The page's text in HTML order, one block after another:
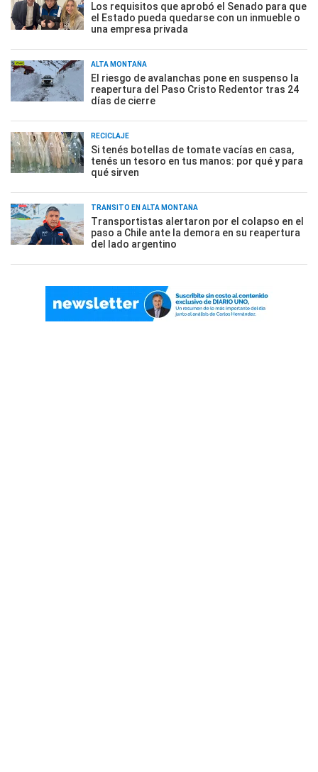
Los requisitos que aprobó el Senado para que
el Estado pueda quedarse con un inmueble o
una empresa privada
ALTA MONTAÑA
El riesgo de avalanchas pone en suspenso la
reapertura del Paso Cristo Redentor tras 24
días de cierre
RECICLAJE
Si tenés botellas de tomate vacías en casa,
tenés un tesoro en tus manos: por qué y para
qué sirven
TRÁNSITO EN ALTA MONTAÑA
Transportistas alertaron por el colapso en el
paso a Chile ante la demora en su reapertura
del lado argentino